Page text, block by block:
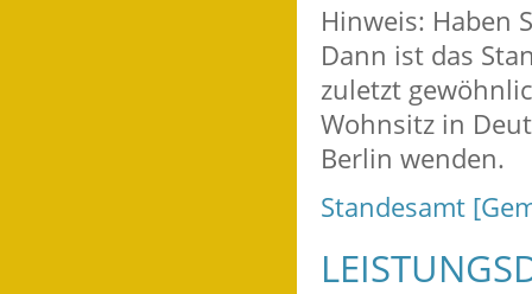
Hinweis: Haben
Dann ist das
zuletzt
Wohnsitz in
Berlin wenden.
Standesamt